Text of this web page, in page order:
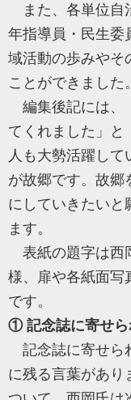
また、各単位自
年指導員・民生委
域活動の歩みやそ
ことができました。
編集後記には、
てくれました」と
人も大勢活躍して
が故郷です。故郷
にしていきたいと
ます。
表紙の題字は西
様、扉や各紙面写
です。
① 記念誌に寄せら
記念誌に寄せら
に残る言葉があり